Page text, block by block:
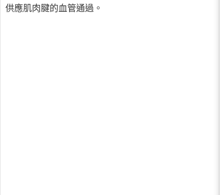
供應肌肉腱的血管通過。